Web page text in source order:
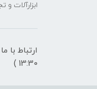
ابزارآلات و
13:30 )